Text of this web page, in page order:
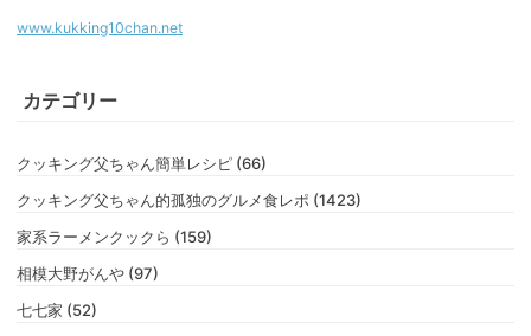
www.kukking10chan.net
カテゴリー
クッキング父ちゃん簡単レシピ (66)
クッキング父ちゃん的孤独のグルメ食レポ (1423)
家系ラーメンクックら (159)
相模大野がんや (97)
七七家 (52)